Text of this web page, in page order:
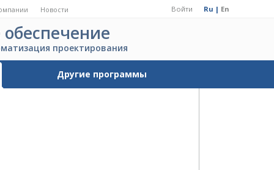
Новости Войти Ru | En
проектирования
Другие программы